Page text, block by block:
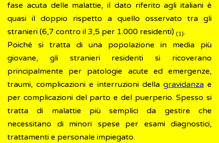
fase acuta delle malattie, il dato riferito agli italiani è
quasi il doppio rispetto a quello osservato tra gli
stranieri (6,7 contro il 3,5 per 1.000 residenti) (1).
Poiché si tratta di una popolazione in media più
giovane, gli stranieri residenti si ricoverano
principalmente per patologie acute ed emergenze,
traumi, complicazioni e interruzioni della gravidanzae
per complicazioni del parto e del puerperio. Spesso si
tratta di malattie più semplici da gestire che
necessitano di minori spese per esami diagnostici,
trattamenti e personale impiegato.